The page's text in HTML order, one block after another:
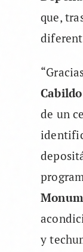
que,
de un
y